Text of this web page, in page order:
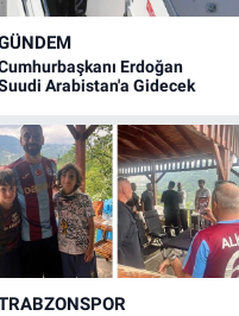
Erdoğan
Arabistan'a Gidecek